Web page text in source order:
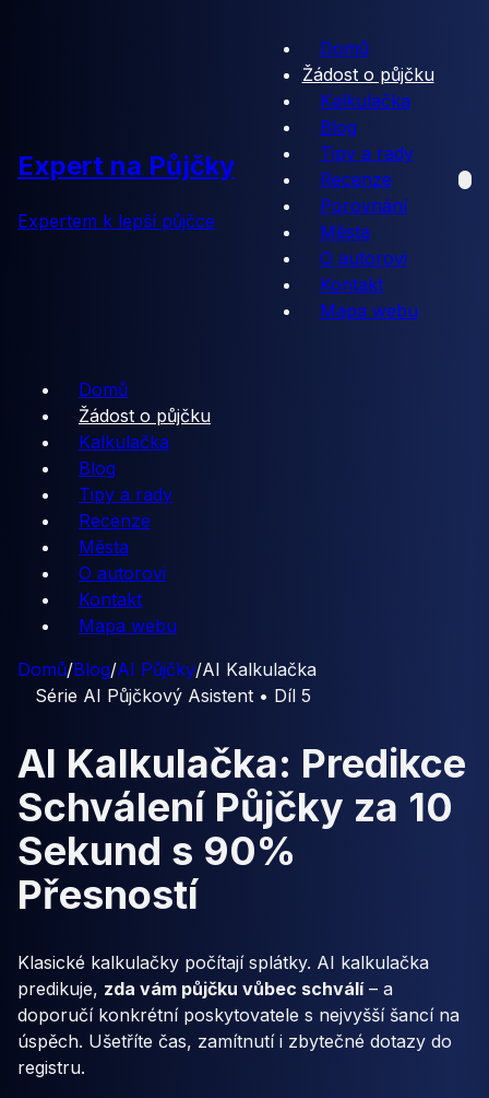
Expert na Půjčky
Expertem k lepší půjčce
Domů
Žádost o půjčku
Kalkulačka
Blog
Tipy a rady
Recenze
Porovnání
Města
O autorovi
Kontakt
Mapa webu
Domů
Žádost o půjčku
Kalkulačka
Blog
Tipy a rady
Recenze
Města
O autorovi
Kontakt
Mapa webu
Domů/Blog/AI Půjčky/AI Kalkulačka
Série AI Půjčkový Asistent • Díl 5
AI Kalkulačka: Predikce
Schválení Půjčky za 10
Sekund s 90%
Přesností
Klasické kalkulačky počítají splátky. AI kalkulačka
predikuje, zda vám půjčku vůbec schválí– a
doporučí konkrétní poskytovatele s nejvyšší šancí na
úspěch. Ušetříte čas, zamítnutí i zbytečné dotazy do
registru.